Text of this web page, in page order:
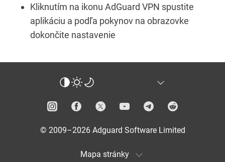
Kliknutím na ikonu AdGuard VPN spustite
aplikáciu a podľa pokynov na obrazovke
dokončite nastavenie
© 2009–2026 Adguard Software Limited
Mapa stránky